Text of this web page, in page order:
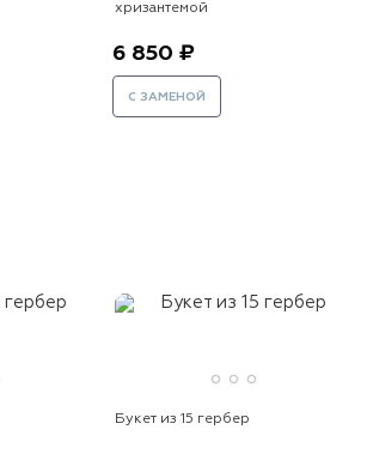
хризантемой
6 850 ₽
С ЗАМЕНОЙ
Букет из 15 гербер